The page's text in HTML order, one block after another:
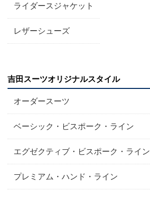
ライダースジャケット
レザーシューズ
吉田スーツオリジナルスタイル
オーダースーツ
ベーシック・ビスポーク・ライン
エグゼクティブ・ビスポーク・ライン
プレミアム・ハンド・ライン